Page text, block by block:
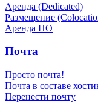
Аренда (Dedicated)
Размещение
Аренда ПО
Почта
Просто почта!
Почта в составе
Перенести почту